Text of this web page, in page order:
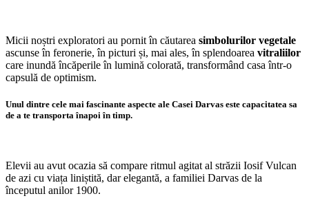
Micii noștri exploratori au pornit în căutarea simbolurilor vegetale
ascunse în feronerie, în picturi și, mai ales, în splendoarea vitraliilor
care inundă încăperile în lumină colorată, transformând casa într-o
capsulă de optimism.
Unul dintre cele mai fascinante aspecte ale Casei Darvas este capacitatea sa
de a te transporta înapoi în timp.
Elevii au avut ocazia să compare ritmul agitat al străzii Iosif Vulcan
de azi cu viața liniștită, dar elegantă, a familiei Darvas de la
începutul anilor 1900.